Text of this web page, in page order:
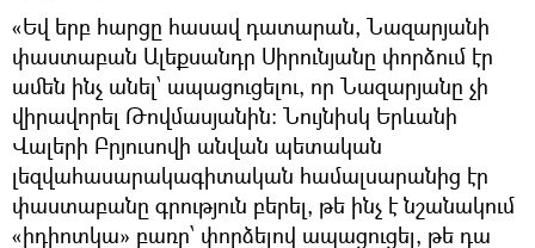
«Եվ երբ հարցը հասավ դատարան, Նազարյանի
փաստաբան Ալեքսանդր Սիրունյանը փորձում էր
ամեն ինչ անել՝ ապացուցելու, որ Նազարյանը չի
վիրավորել Թովմասյանին: Նույնիսկ Երևանի
Վալերի Բրյուսովի անվան պետական
լեզվահասարակագիտական համալսարանից էր
փաստաբանը գրություն բերել, թե ինչ է նշանակում
«իդիոտկա» բառը՝ փորձելով ապացուցել, թե դա